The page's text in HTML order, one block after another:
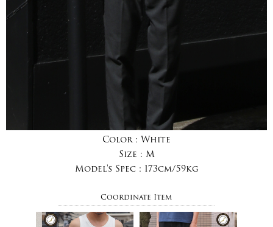
Color : White
Size : M
Model's Spec : 173cm/59kg
Coordinate Item